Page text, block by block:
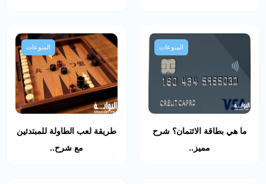
المنوعات
ما هي بطاقة الائتمان؟ شرح
مميز..
المنوعات
طريقة لعب الطاولة للمبتدئين
مع شرح..